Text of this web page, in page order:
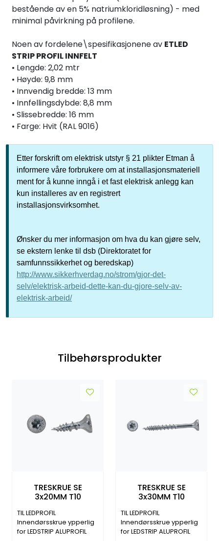
bestående av en 5% natriumkloridløsning) - med
minimal påvirkning på profilene.
Noen av fordelene\spesifikasjonene av ETLED
STRIP PROFIL INNFELT
• Lengde: 2,02 mtr
• Høyde: 9,8 mm
• Innvendig bredde: 13 mm
• Innfellingsdybde: 8,8 mm
• Slissebredde: 16 mm
• Farge: Hvit (RAL 9016)
Etter forskrift om elektrisk utstyr § 21 plikter Etman å
informere våre forbrukere om at installasjonsmateriell
ment for å kunne inngå i et fast elektrisk anlegg kan
kun installeres av en registrert
installasjonsvirksomhet.
Ønsker du mer informasjon om hva du kan gjøre selv,
se ekstern lenke til dsb (Direktoratet for
samfunnssikkerhet og beredskap)
http://www.sikkerhverdag.no/strom/gjor-det-
selv/elektrisk-arbeid-dette-kan-du-gjore-selv-av-
elektrisk-arbeid/
Tilbehørsprodukter
TRESKRUE SE
3x20MM T10
TIL LEDPROFIL
Innendørsskrue ypperlig
for LEDSTRIP ALUPROFIL
TRESKRUE SE
3x30MM T10
TIL LEDPROFIL
Innendørsskrue ypperlig
for LEDSTRIP ALUPROFIL